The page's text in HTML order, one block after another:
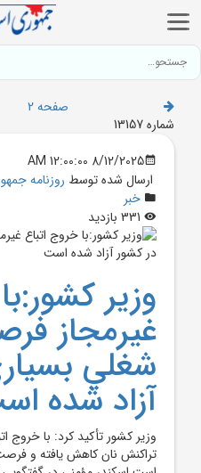
صفحه 2
شماره 13157
8/12/2025 12:00:00 AM
ارسال شده توسط روزنامه
خبر
وزير
غيرمجاز
شغلي
آزاد شده
تراکنش نان کاهش يافته و